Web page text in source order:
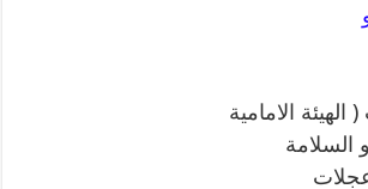
الامامية
السلامة